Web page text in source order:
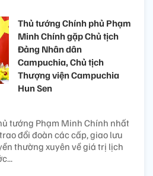
Thủ tướng Chính phủ Phạm
Minh Chính gặp Chủ tịch
Đảng Nhân dân
Campuchia, Chủ tịch
Thượng viện Campuchia
Hun Sen
tướng Phạm Minh Chính nhất
đổi đoàn các cấp, giao lưu
thường xuyên về giá trị lịch